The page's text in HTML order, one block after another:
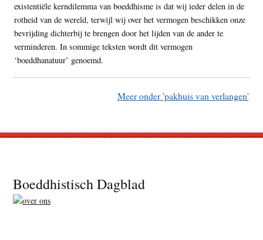
existentiële kerndilemma van boeddhisme is dat wij ieder delen in de
rotheid van de wereld, terwijl wij over het vermogen beschikken onze
bevrijding dichterbij te brengen door het lijden van de ander te
verminderen. In sommige teksten wordt dit vermogen
‘boeddhanatuur’ genoemd.
Meer onder 'pakhuis van verlangen'
Footer
Boeddhistisch Dagblad